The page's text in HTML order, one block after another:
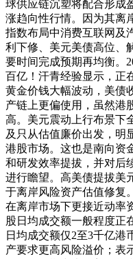
球供应链沉塑将配合形成
涨趋向性行情。因为其离
指数布局中消费互联网及
利下修、美元美债高位、
要时间完成预期再均衡。
百亿！汗青经验显示，正
黄金价钱大幅波动，美债
产链上更偏使用，虽然港
高。美元震动上行布景下
及只从估值廉价出发，明
港股市场。这也是南向资
和研发效率提拔，并对后
进行瞻望。高美债提拔美
于离岸风险资产估值修复
在离岸市场下更接近动率
股日均成交额一般程度正
日均成交额仅2至3千亿港
产要求更高风险溢价；表